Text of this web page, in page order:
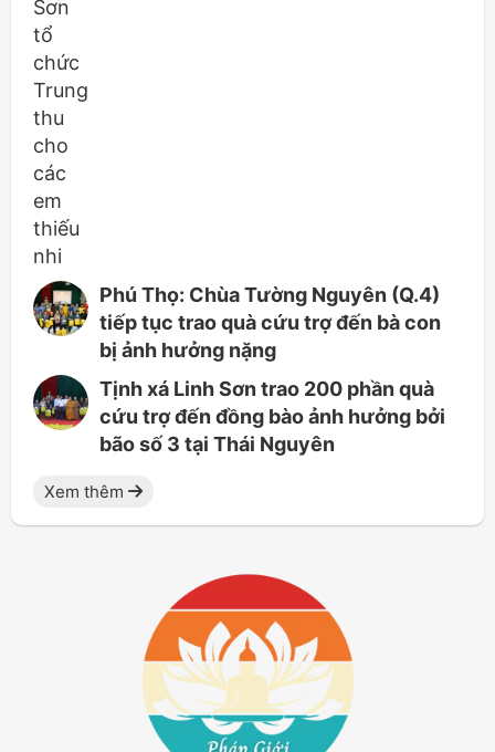
Phú Thọ: Chùa Tường Nguyên (Q.4)
tiếp tục trao quà cứu trợ đến bà con
bị ảnh hưởng nặng
Tịnh xá Linh Sơn trao 200 phần quà
cứu trợ đến đồng bào ảnh hưởng bởi
bão số 3 tại Thái Nguyên
Xem thêm